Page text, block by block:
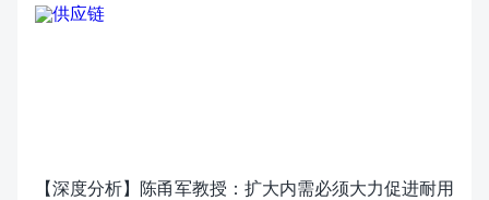
【深度分析】陈甬军教授：扩大内需必须大力促进耐用